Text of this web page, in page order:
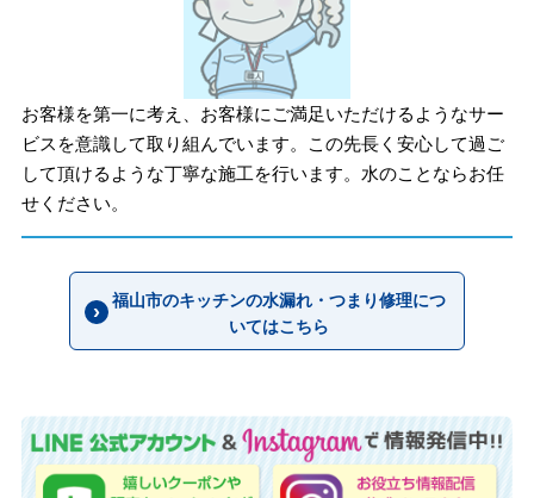
お客様を第一に考え、お客様にご満足いただけるようなサー
ビスを意識して取り組んでいます。この先長く安心して過ご
して頂けるような丁寧な施工を行います。水のことならお任
せください。
福山市のキッチンの水漏れ・つまり修理につ
いてはこちら